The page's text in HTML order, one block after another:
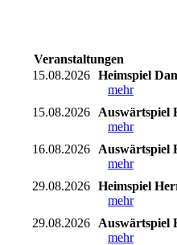
Veranstaltungen
15.08.2026 Heimspiel
mehr
15.08.2026
Auswärtspiel
mehr
16.08.2026
Auswärtspiel
mehr
29.08.2026 Heimspiel
mehr
29.08.2026
Auswärtspiel
mehr